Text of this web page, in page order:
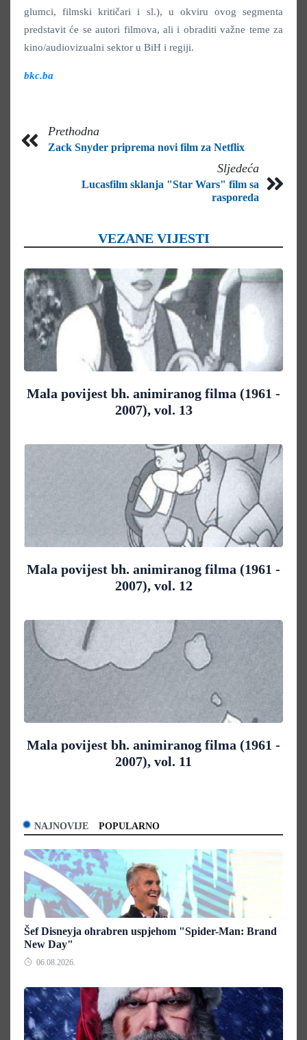
glumci, filmski kritičari i sl.), u okviru ovog segmenta
predstavit će se autori filmova, ali i obraditi važne teme za
kino/audiovizualni sektor u BiH i regiji.
bkc.ba
Prethodna
Zack Snyder priprema novi film za Netflix
Sljedeća
Lucasfilm sklanja "Star Wars" film sa
rasporeda
VEZANE VIJESTI
Mala povijest bh. animiranog filma (1961 -
2007), vol. 13
Mala povijest bh. animiranog filma (1961 -
2007), vol. 12
Mala povijest bh. animiranog filma (1961 -
2007), vol. 11
NAJNOVIJE POPULARNO
Šef Disneyja ohrabren uspjehom "Spider-Man: Brand
New Day"
06.08.2026.